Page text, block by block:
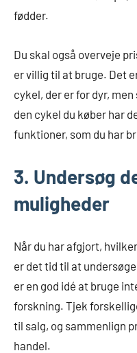
fødder.
Du skal også overveje
er villig til at bruge. Det
cykel, der er for dyr,
den cykel du køber har
funktioner, som du har
3. Undersøg
muligheder
Når du har afgjort,
er det tid til at
er en god idé at bruge
forskning. Tjek
til salg, og sammenlign
handel.